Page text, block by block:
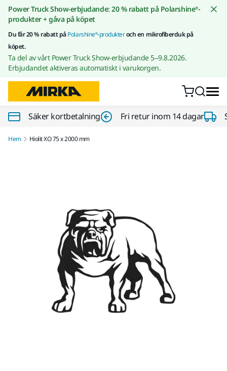
Gå till innehållet
Power Truck Show-erbjudande: 20 % rabatt på Polarshine®-
produkter + gåva på köpet
Du får 20 % rabatt påPolarshine®-produkteroch en mikrofiberduk på
köpet.
Ta del av vårt Power Truck Show-erbjudande 5–9.8.2026.
Erbjudandet aktiveras automatiskt i varukorgen.
Säker kortbetalning Fri retur inom 14 dagar
Hem Hiolit XO 75 x 2000 mm